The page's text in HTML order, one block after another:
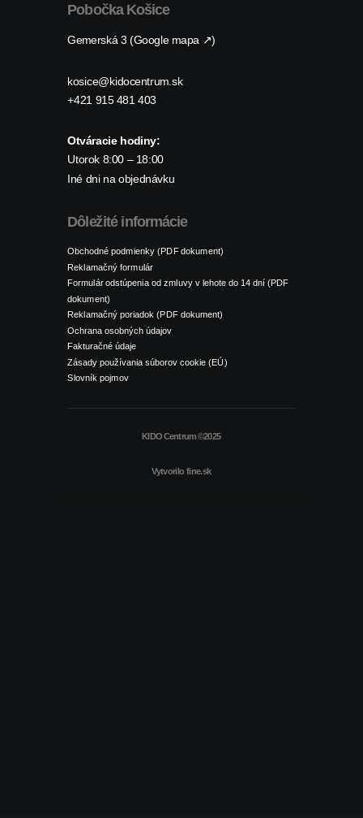
Pobočka Košice
Gemerská 3 (Google mapa ↗)
kosice@kidocentrum.sk
+421 915 481 403
Otváracie hodiny:
Utorok 8:00 – 18:00
Iné dni na objednávku
Dôležité informácie
Obchodné podmienky (PDF dokument)
Reklamačný formulár
Formulár odstúpenia od zmluvy v lehote do 14 dní (PDF
dokument)
Reklamačný poriadok (PDF dokument)
Ochrana osobných údajov
Fakturačné údaje
Zásady používania súborov cookie (EÚ)
Slovník pojmov
KIDO Centrum ©2025
Vytvorilo fine.sk